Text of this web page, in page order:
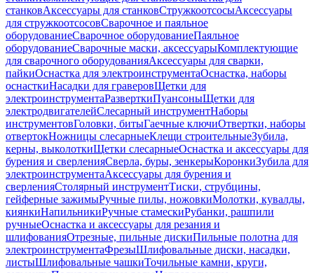
станковАксессуары для станковСтружкоотсосыАксессуары
для стружкоотсосовСварочное и паяльное
оборудованиеСварочное оборудованиеПаяльное
оборудованиеСварочные маски, аксессуарыКомплектующие
для сварочного оборудованияАксессуары для сварки,
пайкиОснастка для электроинструментаОснастка, наборы
оснасткиНасадки для граверовЩетки для
электроинструментаРазверткиПуансоныЩетки для
электродвигателейСлесарный инструментНаборы
инструментовГоловки, битыГаечные ключиОтвертки, наборы
отвертокНожницы слесарныеКлещи строительныеЗубила,
керны, выколоткиЩетки слесарныеОснастка и аксессуары для
бурения и сверленияСверла, буры, зенкерыКоронкиЗубила для
электроинструментаАксессуары для бурения и
сверленияСтолярный инструментТиски, струбцины,
гейферные зажимыРучные пилы, ножовкиМолотки, кувалды,
киянкиНапильникиРучные стамескиРубанки, рашпили
ручныеОснастка и аксессуары для резания и
шлифованияОтрезные, пильные дискиПильные полотна для
электроинструментаФрезыШлифовальные диски, насадки,
листыШлифовальные чашкиТочильные камни, круги,